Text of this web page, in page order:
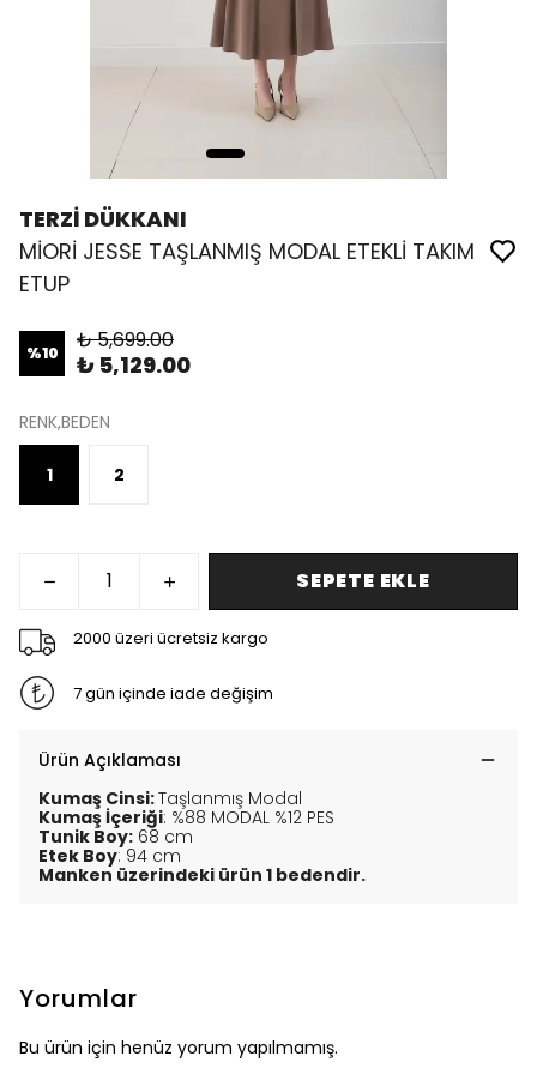
TERZİ DÜKKANI
MİORİ JESSE TAŞLANMIŞ MODAL ETEKLİ TAKIM
ETUP
%10 ₺ 5,699.00
₺ 5,129.00
RENK,BEDEN
1 2
SEPETE EKLE
2000 üzeri ücretsiz kargo
7 gün içinde iade değişim
Ürün Açıklaması
Kumaş Cinsi:Taşlanmış Modal
Kumaş İçeriği: %88 MODAL %12 PES
Tunik Boy: 68 cm
Etek Boy: 94 cm
Manken üzerindeki ürün 1 bedendir.
Yorumlar
Bu ürün için henüz yorum yapılmamış.